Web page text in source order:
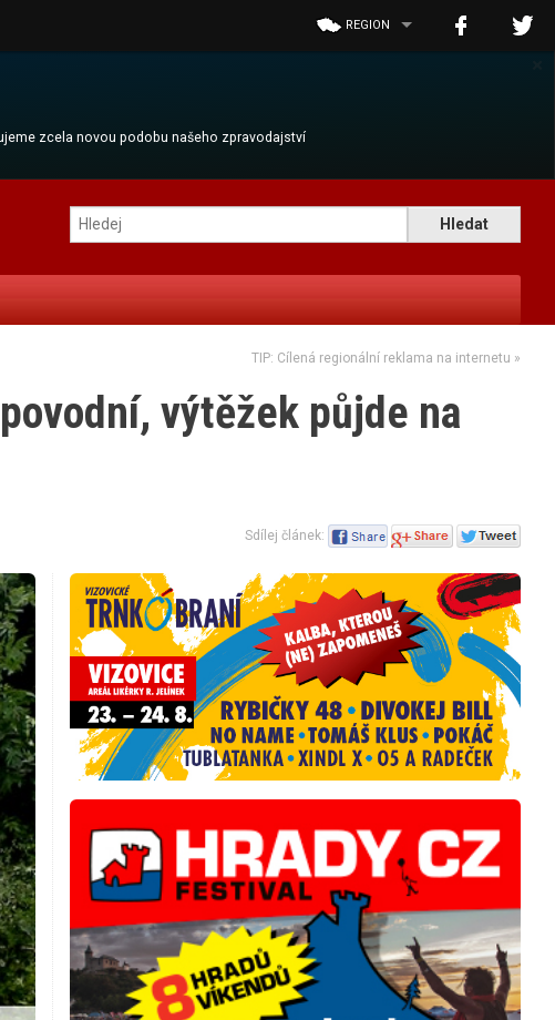
zcela novou podobu našeho zpravodajství
REGION
TIP: Cílená regionální reklama na internetu »
výtěžek půjde na
Sdílej článek: